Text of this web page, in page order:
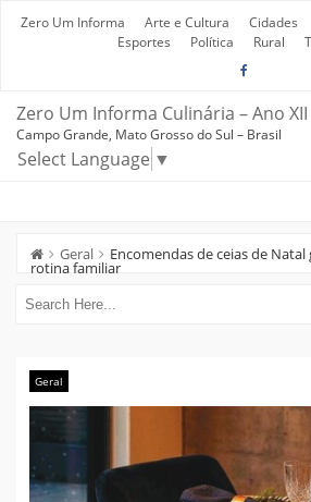
Zero Um Informa Arte e Cultura Cidades
Esportes
Política Rural
Zero Um Informa Culinária – Ano XII
Campo Grande, Mato Grosso do Sul – Brasil
Select Language ▼
Geral Encomendas de ceias de
rotina familiar
Geral